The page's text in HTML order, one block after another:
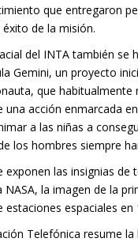
que entregaron
de la misión.
del INTA también
Gemini, un proyecto
que habitualmente
acción enmarcada
a las niñas a
los hombres siempre
exponen las insignias
la imagen de la
estaciones espaciales en
Telefónica resume